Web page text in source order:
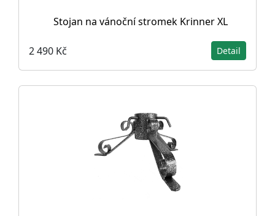
Stojan na vánoční stromek Krinner XL
2 490 Kč Detail